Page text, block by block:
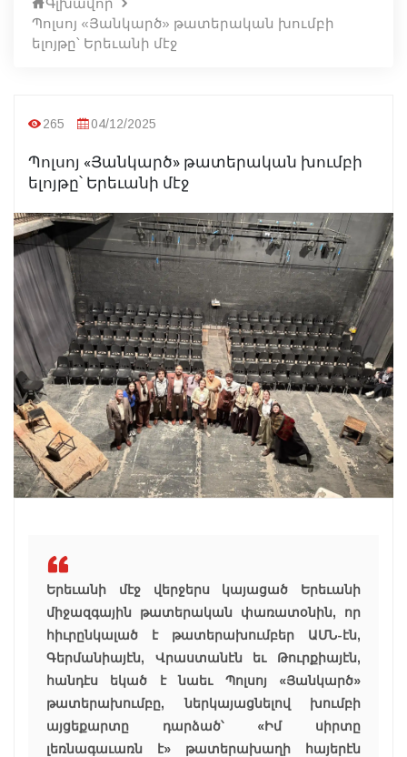
Պոլսոյ «Յանկարծ» թատերական խումբի
ելոյթը՝ Երեւանի մէջ
265 04/12/2025
Պոլսոյ «Յանկարծ» թատերական խումբի
ելոյթը՝ Երեւանի մէջ
Երեւանի մէջ վերջերս կայացած Երեւանի
միջազգային թատերական փառատօնին, որ
հիւրընկալած է թատերախումբեր ԱՄՆ-էն,
Գերմանիայէն, Վրաստանէն եւ Թուրքիայէն,
հանդէս եկած է նաեւ Պոլսոյ «Յանկարծ»
թատերախումբը, ներկայացնելով խումբի
այցեքարտը դարձած՝ «Իմ սիրտը
լեռնագաւառն է» թատերախաղի հայերէն